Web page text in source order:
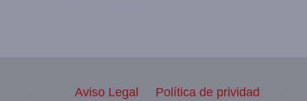
Aviso Legal
Política de prividad